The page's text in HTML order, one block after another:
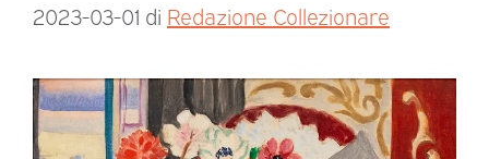
2023-03-01 di Redazione Collezionare